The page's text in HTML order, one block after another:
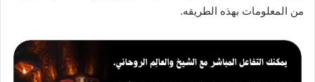
من المعلومات بهذه الطريقه.